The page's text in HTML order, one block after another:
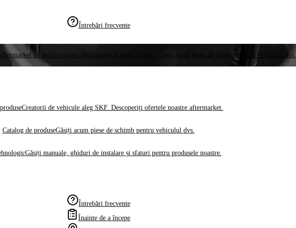
Întrebări frecvente
de înaltă calitate disponibile la nivel global. Găsiți acum piese de schimb pentru vehiculul dvs.
Creatorii de vehicule aleg SKF. Descoperiți ofertele noastre aftermarket.
Catalog de produseGăsiți acum piese de schimb pentru vehiculul dvs.
Găsiți manuale, ghiduri de instalare și sfaturi pentru produsele noastre.
Întrebări frecvente
Înainte de a începe